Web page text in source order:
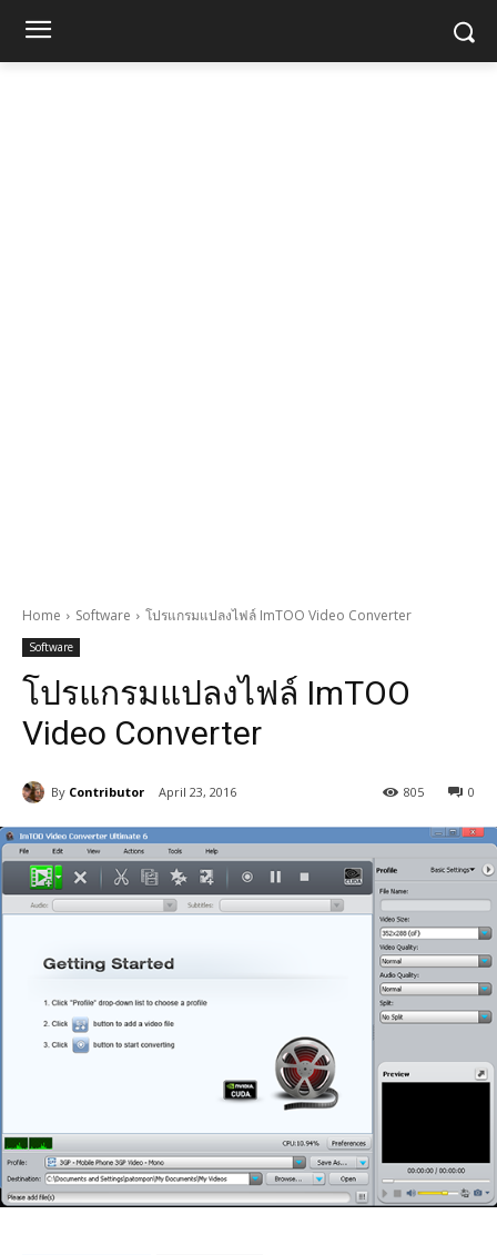
Home Software โปรแกรมแปลงไฟล์ ImTOO Video Converter
Software
โปรแกรมแปลงไฟล์ ImTOO
Video Converter
By Contributor April 23, 2016 0
805